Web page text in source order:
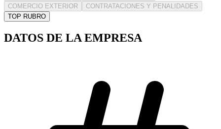
COMERCIO EXTERIOR
CONTRATACIONES Y PENALIDADES
TOP RUBRO
DATOS DE LA EMPRESA